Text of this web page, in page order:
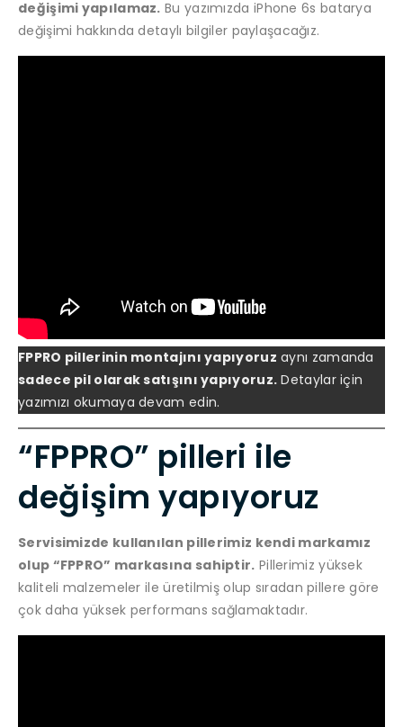
değişimi yapılamaz. Bu yazımızda iPhone 6s batarya
değişimi hakkında detaylı bilgiler paylaşacağız.
FPPRO pillerinin montajını yapıyoruz aynı zamanda
sadece pil olarak satışını yapıyoruz. Detaylar için
yazımızı okumaya devam edin.
“FPPRO” pilleri ile
değişim yapıyoruz
Servisimizde kullanılan pillerimiz kendi markamız
olup “FPPRO” markasına sahiptir. Pillerimiz yüksek
kaliteli malzemeler ile üretilmiş olup sıradan pillere göre
çok daha yüksek performans sağlamaktadır.